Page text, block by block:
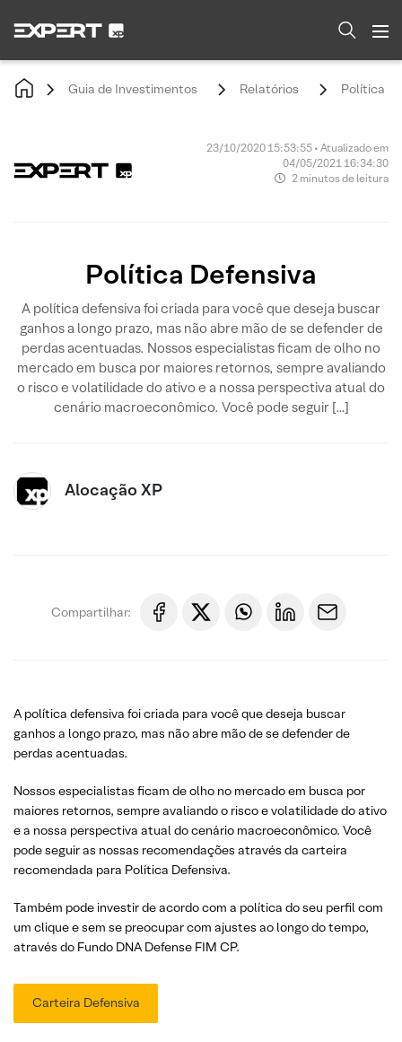
Guia de Investimentos Relatórios Política
23/10/2020 15:53:55 • Atualizado em
04/05/2021 16:34:30
2 minutos de leitura
Política Defensiva
A política defensiva foi criada para você que deseja buscar
ganhos a longo prazo, mas não abre mão de se defender de
perdas acentuadas. Nossos especialistas ficam de olho no
mercado em busca por maiores retornos, sempre avaliando
o risco e volatilidade do ativo e a nossa perspectiva atual do
cenário macroeconômico. Você pode seguir […]
Alocação XP
Compartilhar:
A política defensiva foi criada para você que deseja buscar
ganhos a longo prazo, mas não abre mão de se defender de
perdas acentuadas.
Nossos especialistas ficam de olho no mercado em busca por
maiores retornos, sempre avaliando o risco e volatilidade do ativo
e a nossa perspectiva atual do cenário macroeconômico. Você
pode seguir as nossas recomendações através da carteira
recomendada para Política Defensiva.
Também pode investir de acordo com a política do seu perfil com
um clique e sem se preocupar com ajustes ao longo do tempo,
através do Fundo DNA Defense FIM CP.
Carteira Defensiva